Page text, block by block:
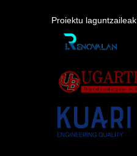
Proiektu laguntzaileak